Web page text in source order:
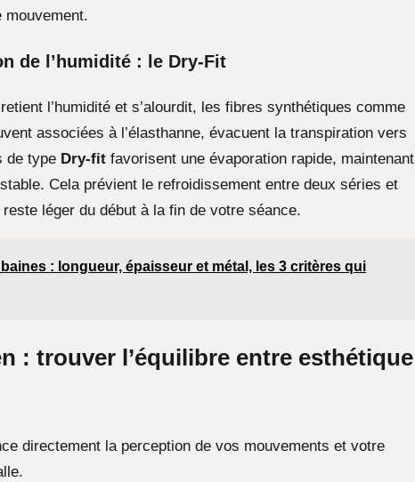
mouvement.
de l’humidité : le Dry-Fit
l’humidité et s’alourdit, les fibres synthétiques comme
associées à l’élasthanne, évacuent la transpiration vers
de type Dry-fit favorisent une évaporation rapide, maintenant
Cela prévient le refroidissement entre deux séries et
léger du début à la fin de votre séance.
: longueur, épaisseur et métal, les 3 critères qui
: trouver l’équilibre entre esthétique
directement la perception de vos mouvements et votre